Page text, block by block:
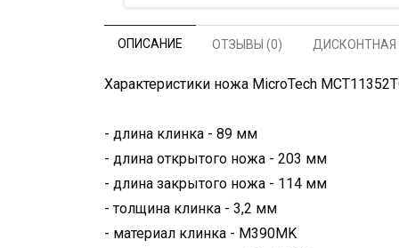
ОПИСАНИЕ ОТЗЫВЫ (0) ДИСКОНТНАЯ
Характеристики ножа MicroTech
- длина клинка - 89 мм
- длина открытого ножа - 203 мм
- длина закрытого ножа - 114 мм
- толщина клинка - 3,2 мм
- материал клинка - M390MK